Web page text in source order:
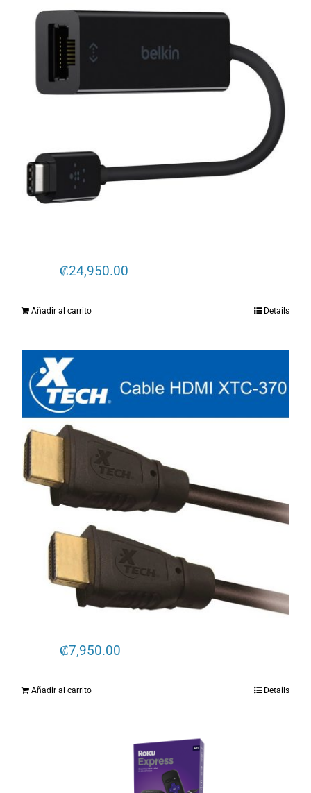
₡24,950.00
Añadir al carrito Details
₡7,950.00
Añadir al carrito Details